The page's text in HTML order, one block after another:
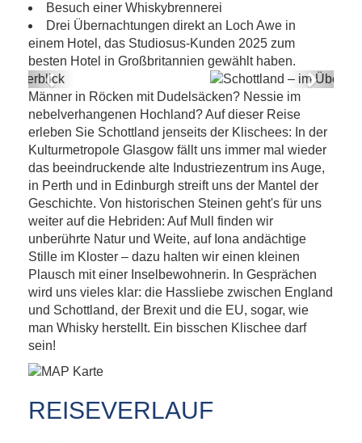
Besuch einer Whiskybrennerei
Drei Übernachtungen direkt an Loch Awe in
einem Hotel, das Studiosus-Kunden 2025 zum
besten Hotel in Großbritannien gewählt haben.
Schottland – im Überblick
Previous Next
Männer in Röcken mit Dudelsäcken? Nessie im
nebelverhangenen Hochland? Auf dieser Reise
erleben Sie Schottland jenseits der Klischees: In der
Kulturmetropole Glasgow fällt uns immer mal wieder
das beeindruckende alte Industriezentrum ins Auge,
in Perth und in Edinburgh streift uns der Mantel der
Geschichte. Von historischen Steinen geht's für uns
weiter auf die Hebriden: Auf Mull finden wir
unberührte Natur und Weite, auf Iona andächtige
Stille im Kloster – dazu halten wir einen kleinen
Plausch mit einer Inselbewohnerin. In Gesprächen
wird uns vieles klar: die Hassliebe zwischen England
und Schottland, der Brexit und die EU, sogar, wie
man Whisky herstellt. Ein bisschen Klischee darf
sein!
REISEVERLAUF